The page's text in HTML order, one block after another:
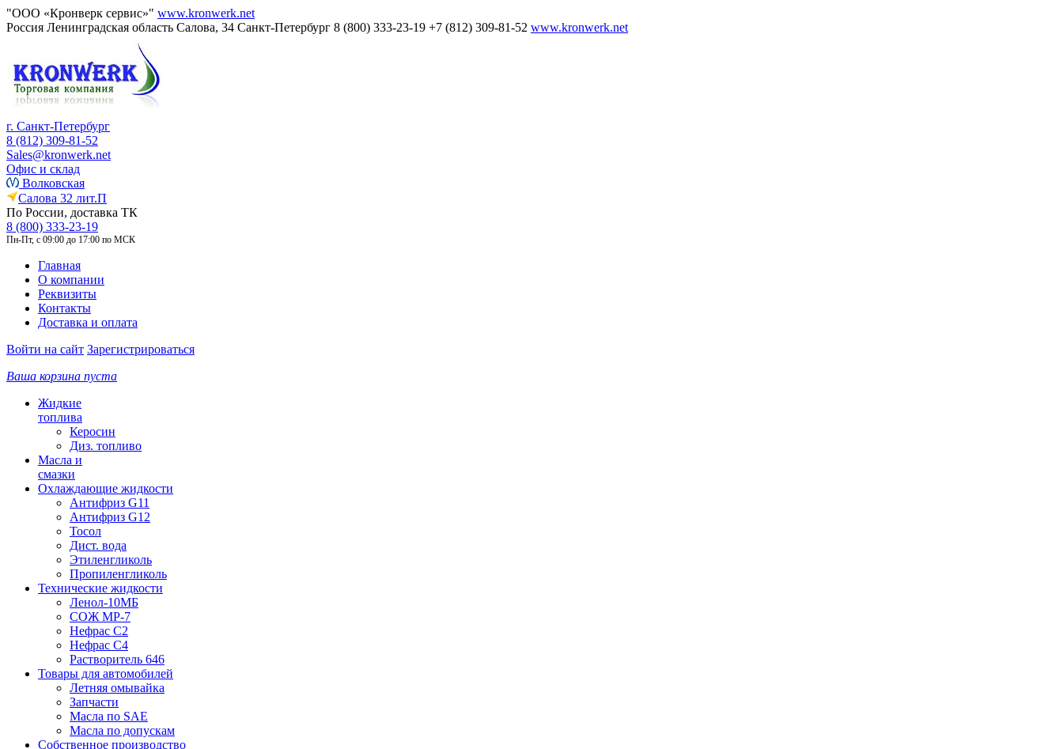
"ООО «Кронверк сервис»" www.kronwerk.net
Россия Ленинградская область Салова, 34 Санкт-Петербург 8 (800) 333-23-19 +7 (812) 309-81-52 www.kronwerk.net
г. Санкт-Петербург
8 (812) 309-81-52
Sales@kronwerk.net
Офис и склад
Волковская
Салова 32 лит.П
По России, доставка ТК
8 (800) 333-23-19
Пн-Пт, с 09:00 до 17:00 по МСК
Главная
О компании
Реквизиты
Контакты
Доставка и оплата
Войти на сайт Зарегистрироваться
Ваша корзина пуста
Жидкие
топлива
Керосин
Диз. топливо
Масла и
смазки
Охлаждающие жидкости
Антифриз G11
Антифриз G12
Тосол
Дист. вода
Этиленгликоль
Пропиленгликоль
Технические жидкости
Ленол-10МБ
СОЖ МР-7
Нефрас С2
Нефрас С4
Растворитель 646
Товары для автомобилей
Летняя омывайка
Запчасти
Масла по SAE
Масла по допускам
Собственное производство